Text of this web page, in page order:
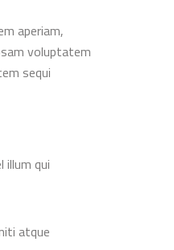
aperiam,
voluptatem
sequi
illum qui
atque